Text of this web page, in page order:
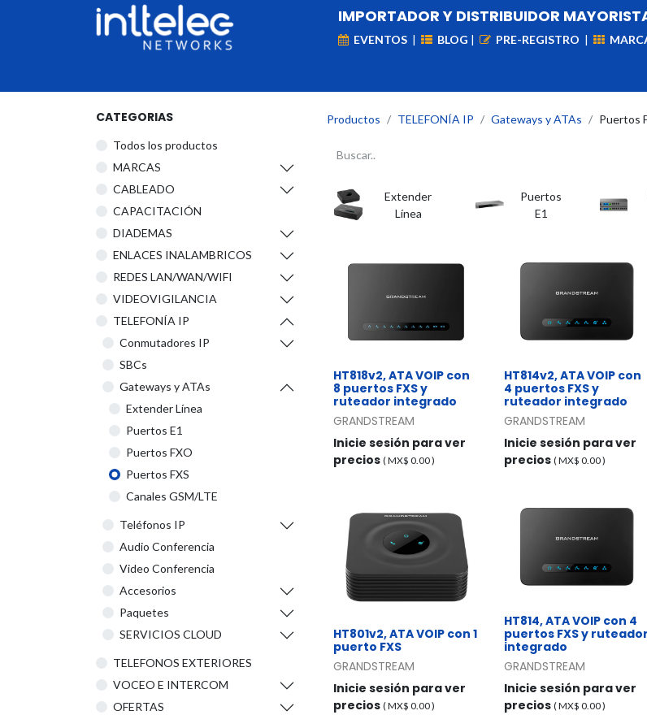
IMPORTADOR Y DISTRIBUIDOR
EVENTOS | BLOG | PRE-REGISTRO |
CATEGORIAS
Todos los productos
​MARCAS
CABLEADO
CAPACITACIÓN
DIADEMAS
ENLACES INALAMBRICOS
REDES LAN/WAN/WIFI
VIDEOVIGILANCIA
TELEFONÍA IP
Conmutadores IP
SBCs
Gateways y ATAs
Extender Línea
Puertos E1
Puertos FXO
Puertos FXS
Canales GSM/LTE
Teléfonos IP
Audio Conferencia
Video Conferencia
Accesorios
Paquetes
SERVICIOS CLOUD
TELEFONOS EXTERIORES
VOCEO E INTERCOM
OFERTAS
Productos TELEFONÍA IP Gateways y ATAs Puertos
Extender
Línea
Puertos
E1
HT818v2, ATA VOIP con
8 puertos FXS y
ruteador integrado
GRANDSTREAM
Inicie sesión para ver
precios ( MX$ 0.00)
HT814v2, ATA VOIP con
4 puertos FXS y
ruteador integrado
GRANDSTREAM
Inicie sesión para ver
precios ( MX$ 0.00)
HT801v2, ATA VOIP con 1
puerto FXS
GRANDSTREAM
Inicie sesión para ver
precios ( MX$ 0.00)
HT814, ATA VOIP con 4
puertos FXS y ruteador
integrado
GRANDSTREAM
Inicie sesión para ver
precios ( MX$ 0.00)